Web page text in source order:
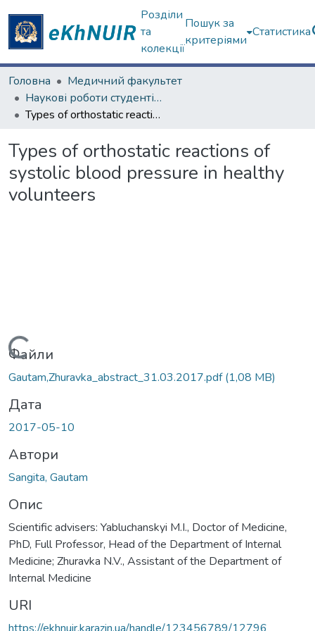
Розділи
та
колекції
Пошук за
критеріями
Статистика
Головна
Медичний факультет
Наукові роботи студентів та аспірантів. Медичний факультет
Types of orthostatic reactions of systolic blood pressure in healthy volunteers
Types of orthostatic reactions of
systolic blood pressure in healthy
volunteers
Вантажиться...
Файли
Gautam,Zhuravka_abstract_31.03.2017.pdf(1,08 MB)
Дата
2017-05-10
Автори
Sangita, Gautam
Опис
Scientific advisers: Yabluchanskyi M.I., Doctor of Medicine,
PhD, Full Professor, Head of the Department of Internal
Medicine; Zhuravka N.V., Assistant of the Department of
Internal Medicine
URI